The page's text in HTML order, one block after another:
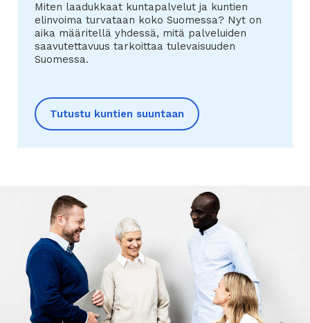
Miten laadukkaat kuntapalvelut ja kuntien
elinvoima turvataan koko Suomessa? Nyt on
aika määritellä yhdessä, mitä palveluiden
saavutettavuus tarkoittaa tulevaisuuden
Suomessa.
Tutustu kuntien suuntaan